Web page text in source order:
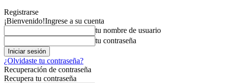
Registrarse
¡Bienvenido!Ingrese a su cuenta
tu nombre de usuario
tu contraseña
¿Olvidaste tu contraseña?
Recuperación de contraseña
Recupera tu contraseña